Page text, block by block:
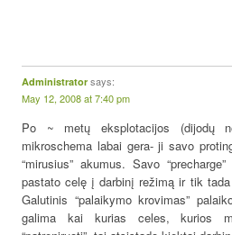
Administrator says:
May 12, 2008 at 7:40 pm
Po ~ metų eksplotacijos (dijodų
mikroschema labai gera- ji savo
“mirusius” akumus. Savo
pastato celę į darbinį režimą ir tik
Galutinis “palaikymo krovimas”
galima kai kurias celes, kurios